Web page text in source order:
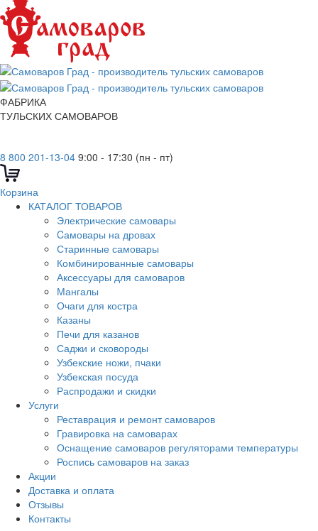
ФАБРИКА
ТУЛЬСКИХ САМОВАРОВ
8 800 201-13-04 9:00 - 17:30 (пн - пт)
Корзина
КАТАЛОГ ТОВАРОВ
Электрические самовары
Cамовары на дровах
Старинные самовары
Комбинированные самовары
Аксессуары для самоваров
Мангалы
Очаги для костра
Казаны
Печи для казанов
Саджи и сковороды
Узбекские ножи, пчаки
Узбекская посуда
Распродажи и скидки
Услуги
Реставрация и ремонт самоваров
Гравировка на самоварах
Оснащение самоваров регуляторами температуры
Роспись самоваров на заказ
Акции
Доставка и оплата
Отзывы
Контакты